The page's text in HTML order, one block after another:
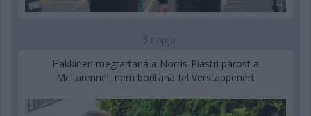
3 napja
Hakkinen megtartaná a Norris-Piastri párost a
McLarennél, nem borítaná fel Verstappenért